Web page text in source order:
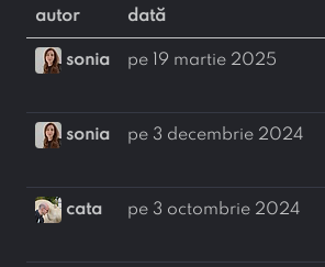
autor dată
sonia pe 19 martie 2025
sonia pe 3 decembrie 2024
cata pe 3 octombrie 2024